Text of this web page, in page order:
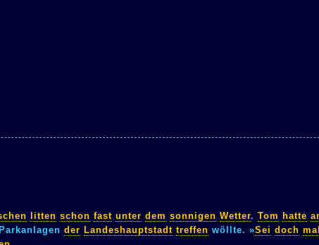
litten schon fast unter dem sonnigen Wetter. Tom hatte
der Landeshauptstadt treffen wöllte. »Sei doch mal